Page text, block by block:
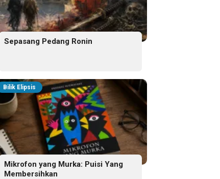
Sepasang Pedang Ronin
Bilik Elipsis
Mikrofon yang Murka: Puisi Yang
Membersihkan